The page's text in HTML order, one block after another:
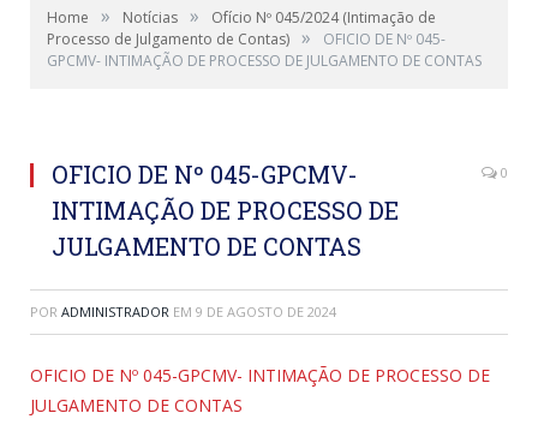
Home » Notícias »
Ofício Nº 045/2024 (Intimação de
Processo de Julgamento de Contas) »
OFICIO DE Nº 045-
GPCMV- INTIMAÇÃO DE PROCESSO DE JULGAMENTO DE CONTAS
OFICIO DE Nº 045-GPCMV-
INTIMAÇÃO DE PROCESSO DE
JULGAMENTO DE CONTAS
0
POR ADMINISTRADOR EM 9 DE AGOSTO DE 2024
OFICIO DE Nº 045-GPCMV- INTIMAÇÃO DE PROCESSO DE
JULGAMENTO DE CONTAS